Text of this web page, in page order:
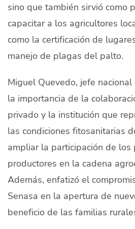
sino que también sirvió como
capacitar a los agricultores
como la certificación de
manejo de plagas del palto.
Miguel Quevedo, jefe
la importancia de la
privado y la institución que
las condiciones fitosanitarias
ampliar la participación de los
productores en la cadena
Además, enfatizó el
Senasa en la apertura de
beneficio de las familias